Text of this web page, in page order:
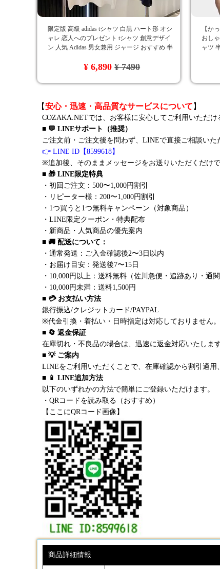
限定版 高級 adidas tシャツ 白黒 ハート形 オシ
ャレ 恋人へのプレゼント tシャツ 創意デザイ
ン 人気 Adidas 男女兼用 ジャージ おすすめ 半
¥ 6,890¥ 7490
【か
おし
ャツ
【安心・迅速・高品質なサービスについて 】
COZAKA.NETでは、お客様に安心してご利用いただけ
■ 💬 LINEサポート（推奨）
ご注文前・ご注文後を問わず、LINEで直接ご相談い
👉 LINE ID【8599618】
※追加後、そのままメッセージをお送りいただくだけで
■ 🎁 LINE限定特典
・初回ご注文：500〜1,000円割引
・リピーター様：200〜1,000円割引
・1つ買うと1つ無料キャンペーン（対象商品）
・LINE限定クーポン・特典配布
・新商品・人気商品の優先案内
■ 🚚 配送について：
・通常発送：ご入金確認後2〜3日以内
・お届け目安：発送後7〜15日
・10,000円以上：送料無料（佐川急便・追跡あり・通関
・10,000円未満：送料1,500円
■ 💳 お支払い方法
銀行振込/クレジットカード/PAYPAL
※代金引換・着払い・日時指定は対応しておりません。
■ 🔄 返金保証
在庫切れ・不良品の場合は、迅速に返金対応いたします
■ 💡 ご案内
LINEをご利用いただくことで、在庫確認から割引適
■ 📱 LINE追加方法
以下のいずれかの方法で簡単にご登録いただけます。
・QRコードを読み取る（おすすめ）
【ここにQRコード画像】
商品詳細情報